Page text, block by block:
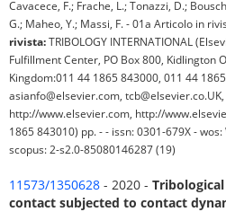
Cavacece, F.; Frache, L.; Tonazzi, D.;
G.; Maheo, Y.; Massi, F. - 01a Articolo in
rivista:TRIBOLOGY INTERNATIONAL
Fulfillment Center, PO Box 800, Kidlington
Kingdom:011 44 1865 843000, 011 44
asianfo@elsevier.com, tcb@elsevier.co.UK,
http://www.elsevier.com, http://
1865 843010) pp. - - issn: 0301-679X -
scopus: 2-s2.0-85080146287 (19)
11573/1350628 - 2020 -
contact subjected to contact